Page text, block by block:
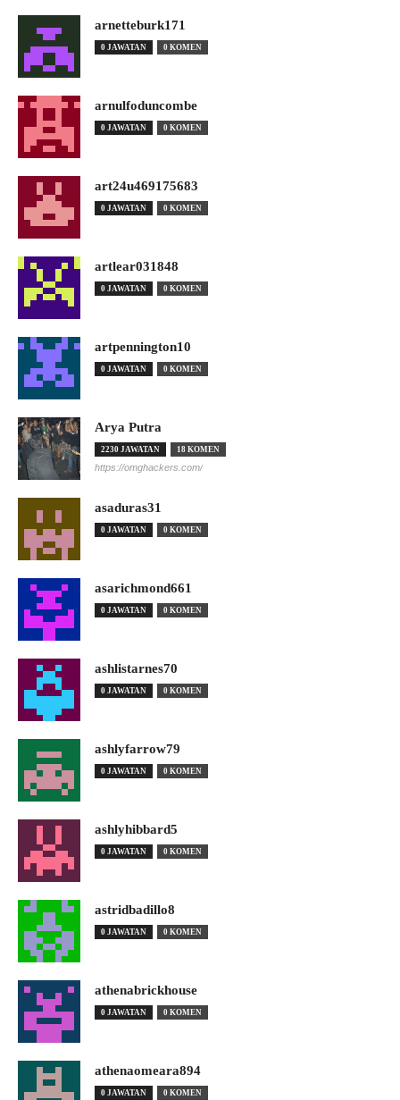
arnetteburk171
0 JAWATAN 0 KOMEN
arnulfoduncombe
0 JAWATAN 0 KOMEN
art24u469175683
0 JAWATAN 0 KOMEN
artlear031848
0 JAWATAN 0 KOMEN
artpennington10
0 JAWATAN 0 KOMEN
Arya Putra
2230 JAWATAN 18 KOMEN
https://omghackers.com/
asaduras31
0 JAWATAN 0 KOMEN
asarichmond661
0 JAWATAN 0 KOMEN
ashlistarnes70
0 JAWATAN 0 KOMEN
ashlyfarrow79
0 JAWATAN 0 KOMEN
ashlyhibbard5
0 JAWATAN 0 KOMEN
astridbadillo8
0 JAWATAN 0 KOMEN
athenabrickhouse
0 JAWATAN 0 KOMEN
athenaomeara894
0 JAWATAN 0 KOMEN